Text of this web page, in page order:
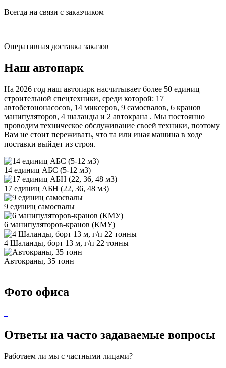
Всегда на связи с заказчиком
Оперативная доставка заказов
Наш автопарк
На 2026 год наш автопарк насчитывает более 50 единиц
строительной спецтехники, среди которой: 17
автобетононасосов, 14 миксеров, 9 самосвалов, 6 кранов
манипуляторов, 4 шаланды и 2 автокрана . Мы постоянно
проводим техническое обслуживание своей техники, поэтому
Вам не стоит переживать, что та или иная машина в ходе
поставки выйдет из строя.
14 единиц АБС (5-12 м3)
17 единиц АБН (22, 36, 48 м3)
9 единиц самосвалы
6 манипуляторов-кранов (КМУ)
4 Шаланды, борт 13 м, г/п 22 тонны
Автокраны, 35 тонн
Фото офиса
Ответы на часто задаваемые вопросы
Работаем ли мы с частными лицами? +